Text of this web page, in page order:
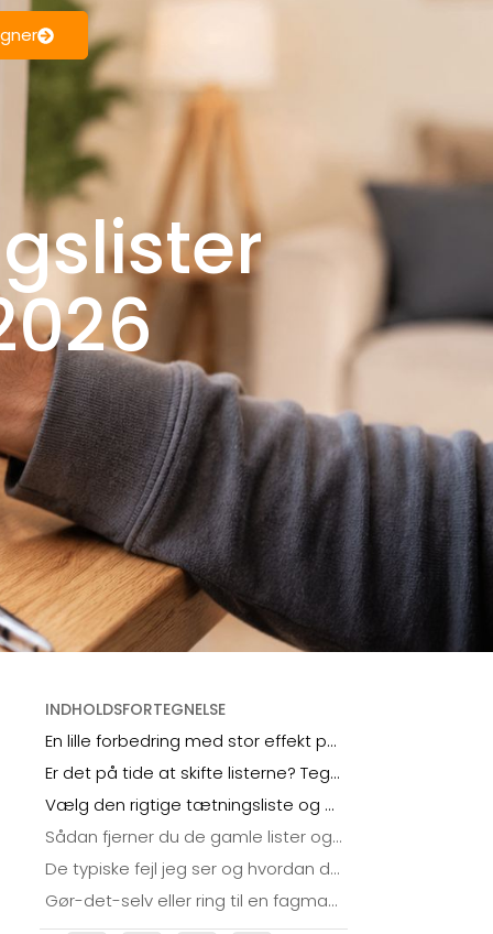
INDHOLDSFORTEGNELSE
En lille forbedring med stor effekt på varmeregningen
Er det på tide at skifte listerne? Tegnene du ikke må overse
Vælg den rigtige tætningsliste og mål korrekt op
Sådan fjerner du de gamle lister og monterer de nye
De typiske fejl jeg ser og hvordan du undgår dem
Gør-det-selv eller ring til en fagmand? Min ærlige vurdering